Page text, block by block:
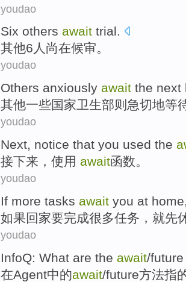
youdao
Six others await trial.
其他6 人 尚在候审。
youdao
Others anxiously await the next
其他一些国家卫生部则 急切地等
youdao
Next, notice that you used the
接下来 ， 使用 await函数。
youdao
If more tasks await you at home
如果回家要完成很多任务 ， 就先
youdao
InfoQ: What are the await/future
在Agent中的await/future方法指